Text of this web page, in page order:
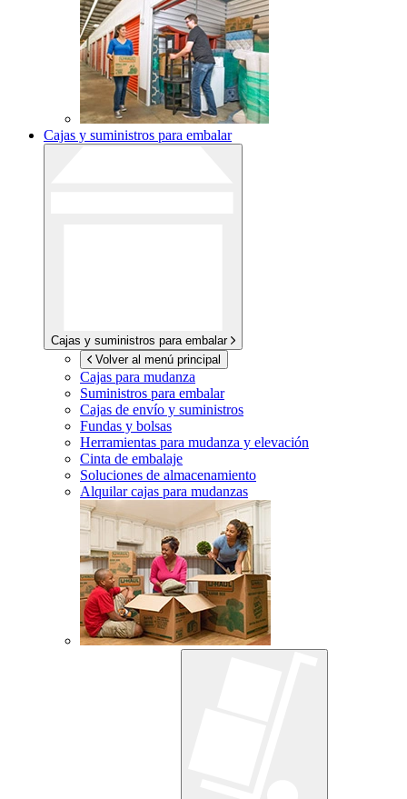
Cajas y suministros para embalar
Cajas y suministros para embalar
Volver al menú principal
Cajas para mudanza
Suministros para embalar
Cajas de envío y suministros
Fundas y bolsas
Herramientas para mudanza y elevación
Cinta de embalaje
Soluciones de almacenamiento
Alquilar cajas para mudanzas